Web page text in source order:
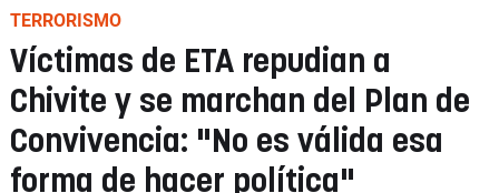
TERRORISMO
Víctimas de ETA repudian a
Chivite y se marchan del Plan de
Convivencia: "No es válida esa
forma de hacer política"